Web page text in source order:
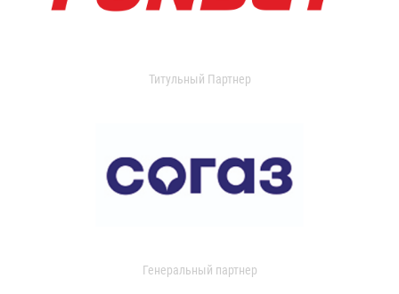
Титульный Партнер
Генеральный партнер